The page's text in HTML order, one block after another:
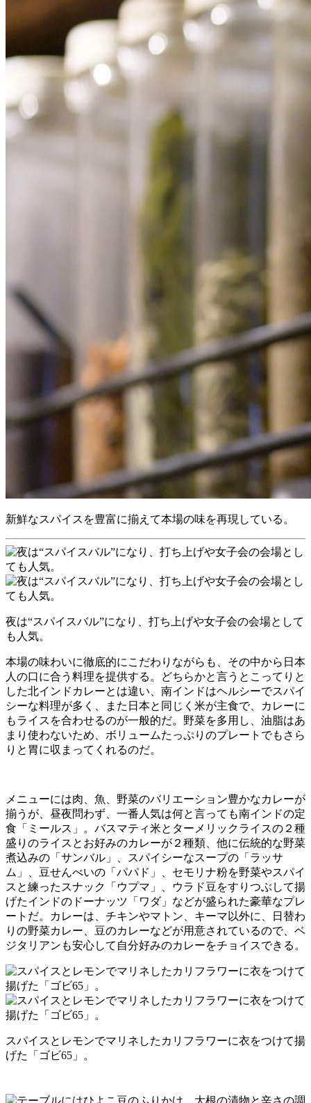
新鮮なスパイスを豊富に揃えて本場の味を再現している。
夜は“スパイスバル”になり、打ち上げや女子会の会場として
も人気。
本場の味わいに徹底的にこだわりながらも、その中から日本
人の口に合う料理を提供する。どちらかと言うとこってりと
した北インドカレーとは違い、南インドはヘルシーでスパイ
シーな料理が多く、また日本と同じく米が主食で、カレーに
もライスを合わせるのが一般的だ。野菜を多用し、油脂はあ
まり使わないため、ボリュームたっぷりのプレートでもさら
りと胃に収まってくれるのだ。
メニューには肉、魚、野菜のバリエーション豊かなカレーが
揃うが、昼夜問わず、一番人気は何と言っても南インドの定
食「ミールス」。バスマティ米とターメリックライスの２種
盛りのライスとお好みのカレーが２種類、他に伝統的な野菜
煮込みの「サンバル」、スパイシーなスープの「ラッサ
ム」、豆せんべいの「パパド」、セモリナ粉を野菜やスパイ
スと練ったスナック「ウプマ」、ウラド豆をすりつぶして揚
げたインドのドーナッツ「ワダ」などが盛られた豪華なプレ
ートだ。カレーは、チキンやマトン、キーマ以外に、日替わ
りの野菜カレー、豆のカレーなどが用意されているので、ベ
ジタリアンも安心して自分好みのカレーをチョイスできる。
スパイスとレモンでマリネしたカリフラワーに衣をつけて揚
げた「ゴビ65」。